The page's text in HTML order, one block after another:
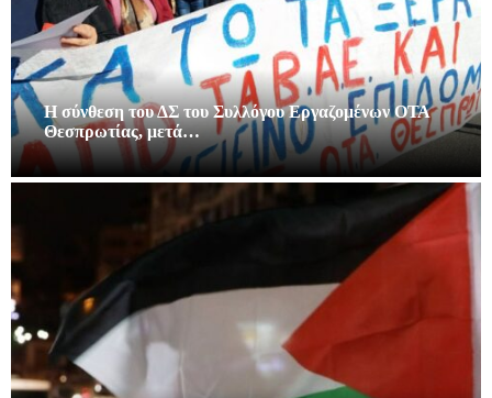
Η σύνθεση του ΔΣ του Συλλόγου Εργαζομένων ΟΤΑ
Θεσπρωτίας, μετά…